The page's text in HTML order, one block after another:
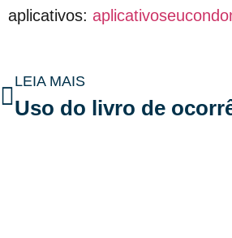
aplicativos:
LEIA MAIS
Uso do livro de